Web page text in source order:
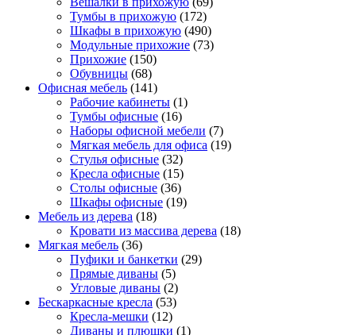
Тумбы в прихожую (172)
Шкафы в прихожую (490)
Модульные прихожие (73)
Прихожие (150)
Обувницы (68)
Офисная мебель (141)
Рабочие кабинеты (1)
Тумбы офисные (16)
Наборы офисной мебели (7)
Мягкая мебель для офиса (19)
Стулья офисные (32)
Кресла офисные (15)
Столы офисные (36)
Шкафы офисные (19)
Мебель из дерева (18)
Кровати из массива дерева (18)
Мягкая мебель (36)
Пуфики и банкетки (29)
Прямые диваны (5)
Угловые диваны (2)
Бескаркасные кресла (53)
Кресла-мешки (12)
Диваны и плюшки (1)